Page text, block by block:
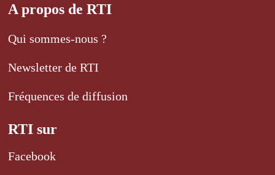
A propos de RTI
Qui sommes-nous ?
Newsletter de RTI
Fréquences de diffusion
RTI sur
Facebook